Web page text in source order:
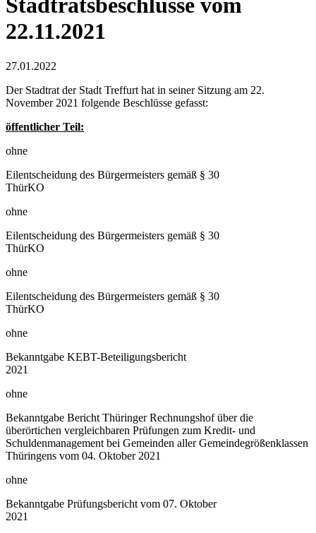
Stadtratsbeschlüsse vom
22.11.2021
27.01.2022
Der Stadtrat der Stadt Treffurt hat in seiner Sitzung am 22.
November 2021 folgende Beschlüsse gefasst:
öffentlicher Teil:
ohne
Eilentscheidung des Bürgermeisters gemäß § 30
ThürKO
ohne
Eilentscheidung des Bürgermeisters gemäß § 30
ThürKO
ohne
Eilentscheidung des Bürgermeisters gemäß § 30
ThürKO
ohne
Bekanntgabe KEBT-Beteiligungsbericht
2021
ohne
Bekanntgabe Bericht Thüringer Rechnungshof über die
überörtichen vergleichbaren Prüfungen zum Kredit- und
Schuldenmanagement bei Gemeinden aller Gemeindegrößenklassen
Thüringens vom 04. Oktober 2021
ohne
Bekanntgabe Prüfungsbericht vom 07. Oktober
2021